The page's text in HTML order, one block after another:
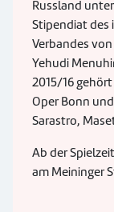
Russland
Stipendiat
Verbandes
Yehudi
2015/16
Oper Bonn
Sarastro,
Ab der
am Meininger